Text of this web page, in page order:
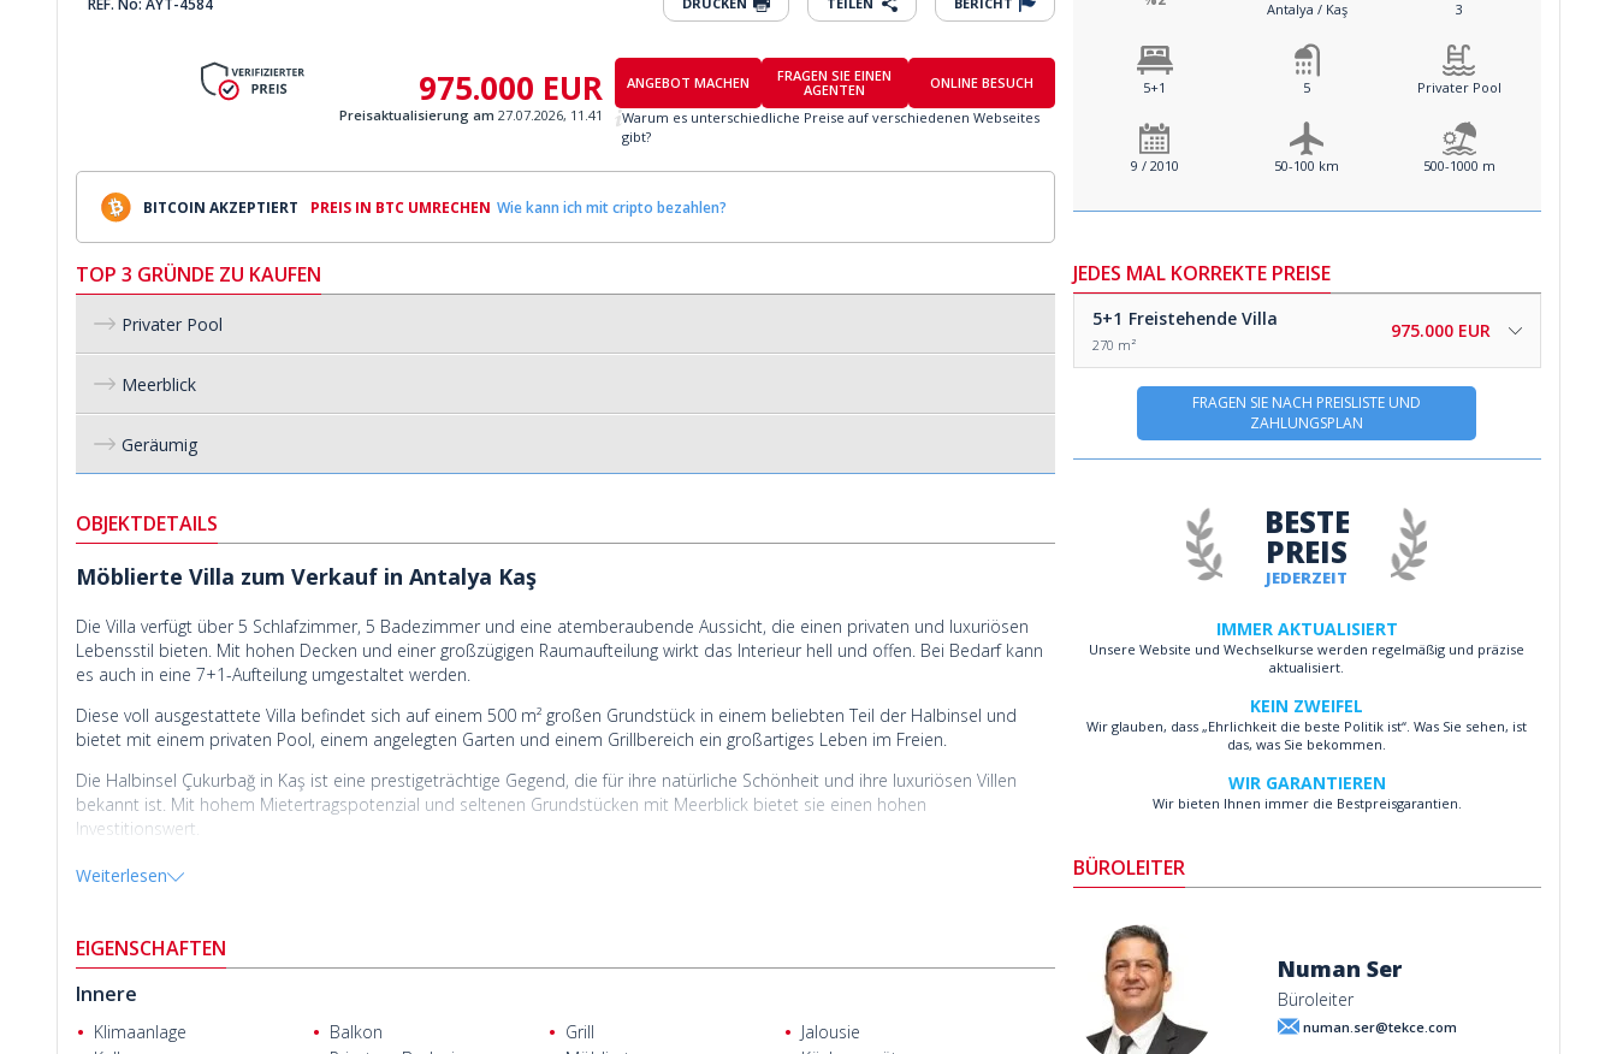
975.000 EUR
Preisaktualisierung am 27.07.2026, 11.41
ANGEBOT MACHEN
FRAGEN SIE EINEN
AGENTEN
ONLINE BESUCH
Warum es unterschiedliche Preise auf verschiedenen Webseites
gibt?
BITCOIN AKZEPTIERT PREIS IN BTC UMRECHEN Wie kann ich mit cripto bezahlen?
Antalya / Kaş 3
5+1 5 Privater Pool
9 / 2010 50-100 km 500-1000 m
JEDES MAL KORREKTE PREISE
5+1 Freistehende Villa
270 m²
975.000 EUR
FRAGEN SIE NACH PREISLISTE UND
ZAHLUNGSPLAN
TOP 3 GRÜNDE ZU KAUFEN
Privater Pool
Meerblick
Geräumig
OBJEKTDETAILS
Möblierte Villa zum Verkauf in Antalya Kaş
Die Villa verfügt über 5 Schlafzimmer, 5 Badezimmer und eine atemberaubende Aussicht, die einen privaten und luxuriösen
Lebensstil bieten. Mit hohen Decken und einer großzügigen Raumaufteilung wirkt das Interieur hell und offen. Bei Bedarf kann
es auch in eine 7+1-Aufteilung umgestaltet werden.
Diese voll ausgestattete Villa befindet sich auf einem 500 m² großen Grundstück in einem beliebten Teil der Halbinsel und
bietet mit einem privaten Pool, einem angelegten Garten und einem Grillbereich ein großartiges Leben im Freien.
Die Halbinsel Çukurbağ in Kaş ist eine prestigeträchtige Gegend, die für ihre natürliche Schönheit und ihre luxuriösen Villen
bekannt ist. Mit hohem Mietertragspotenzial und seltenen Grundstücken mit Meerblick bietet sie einen hohen
Investitionswert.
Die zumVerkauf stehende Villa in Kaş Antalya
Weiterlesen
EIGENSCHAFTEN
Innere
Klimaanlage Balkon Grill
Jalousie
JEDERZEIT
BESTE
PREIS
IMMER AKTUALISIERT
Unsere Website und Wechselkurse werden regelmäßig und präzise
aktualisiert.
KEIN ZWEIFEL
Wir glauben, dass „Ehrlichkeit die beste Politik ist“. Was Sie sehen, ist
das, was Sie bekommen.
WIR GARANTIEREN
Wir bieten Ihnen immer die Bestpreisgarantien.
BÜROLEITER
Numan Ser
Numan Ser
Büroleiter
numan.ser@tekce.com